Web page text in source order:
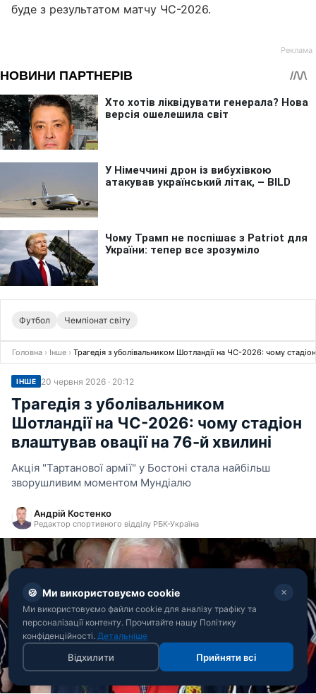
буде з результатом матчу ЧС-2026.
Футбол Чемпіонат світу
Головна › Інше › Трагедія з уболівальником Шотландії на ЧС-2026: чому
ІНШЕ 20 червня 2026 · 20:12
Трагедія з уболівальником
Шотландії на ЧС-2026: чому стадіон
влаштував овації на 76-й хвилині
Акція "Тартанової армії" у Бостоні стала найбільш
зворушливим моментом Мундіалю
Андрій Костенко
Редактор спортивного відділу РБК-Україна
🍪 Ми використовуємо cookie ✕
Ми використовуємо файли cookie для аналізу трафіку та
персоналізації контенту. Прочитайте нашу Політику
конфіденційності. Детальніше
Відхилити Прийняти всі